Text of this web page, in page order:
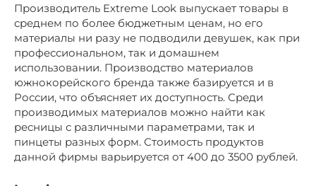
Производитель Extreme Look выпускает товары в
среднем по более бюджетным ценам, но его
материалы ни разу не подводили девушек, как при
профессиональном, так и домашнем
использовании. Производство материалов
южнокорейского бренда также базируется и в
России, что объясняет их доступность. Среди
производимых материалов можно найти как
ресницы с различными параметрами, так и
пинцеты разных форм. Стоимость продуктов
данной фирмы варьируется от 400 до 3500 рублей.